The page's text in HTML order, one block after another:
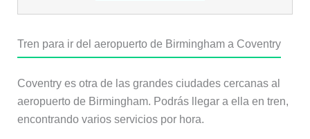
Tren para ir del aeropuerto de Birmingham a Coventry
Coventry es otra de las grandes ciudades cercanas al
aeropuerto de Birmingham. Podrás llegar a ella en tren,
encontrando varios servicios por hora.